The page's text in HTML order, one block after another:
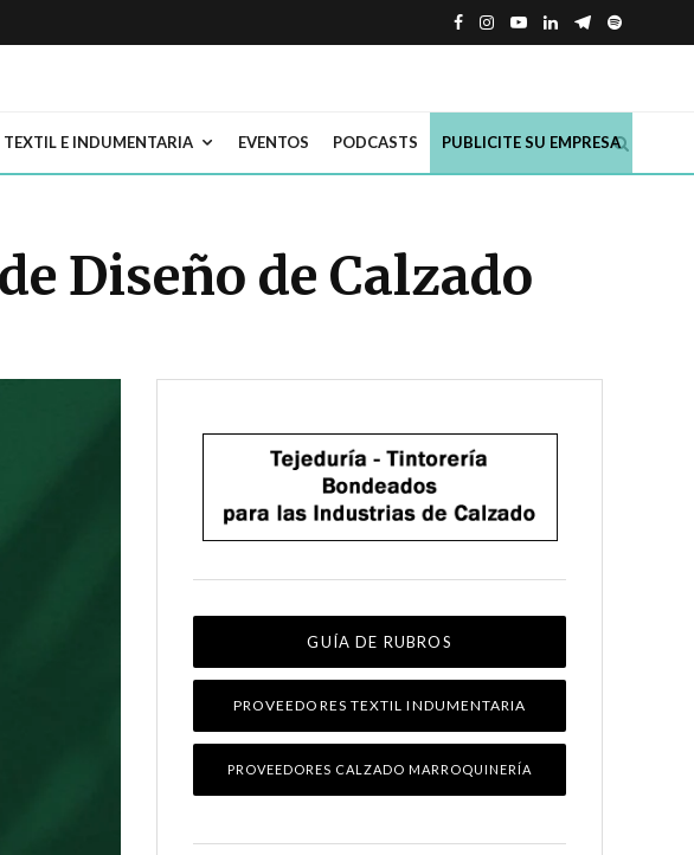
TEXTIL E INDUMENTARIA EVENTOS PODCASTS PUBLICITE SU EMPRESA
Diseño de Calzado
GUÍA DE RUBROS
PROVEEDORES TEXTIL INDUMENTARIA
PROVEEDORES CALZADO MARROQUINERÍA